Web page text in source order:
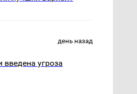
день назад
введена угроза